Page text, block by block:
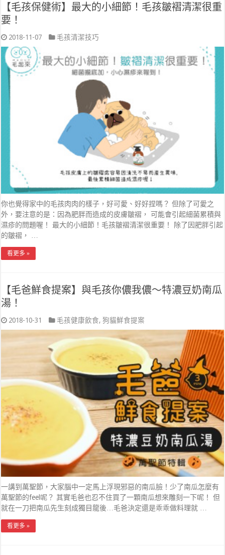
【毛孩保健術】最大的小細節！毛孩皺褶清潔很重
要！
2018-11-07 毛孩清潔技巧
你也覺得家中的毛孩肉肉的樣子，好可愛、好好捏嗎？ 但除了可愛之
外，要注意的是：因為肥胖而造成的皮膚皺褶， 可能會引起細菌累積與
濕疹的問題喔！ 最大的小細節！毛孩皺褶清潔很重要！ 除了因肥胖引起
的皺褶， …
看更多 »
【毛爸鮮食提案】與毛孩你儂我儂～特濃豆奶南瓜
湯！
2018-10-31 毛孩健康飲食,狗貓鮮食提案
一講到萬聖節，大家腦中一定馬上浮現邪惡的南瓜臉！少了南瓜怎麼有
萬聖節的feel呢？ 其實毛爸也忍不住買了一顆南瓜想來雕刻一下呢！ 但
就在一刀把南瓜先生刻成獨目龍後…毛爸決定還是乖乖做料理就 …
看更多 »